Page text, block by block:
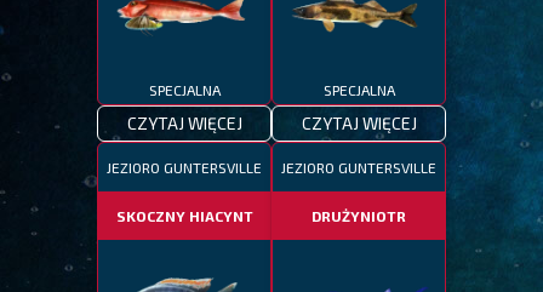
SPECJALNA
CZYTAJ WIĘCEJ
SPECJALNA
CZYTAJ WIĘCEJ
JEZIORO GUNTERSVILLE
SKOCZNY HIACYNT
JEZIORO GUNTERSVILLE
DRUŻYNIOTR